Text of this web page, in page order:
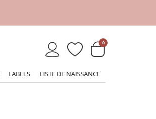
0
LABELS LISTE DE NAISSANCE